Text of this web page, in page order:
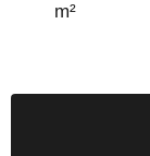
m²